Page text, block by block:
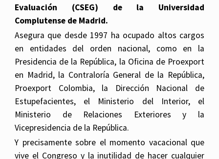
Evaluación (CSEG) de la Universidad
Complutense de Madrid.
Asegura que desde 1997 ha ocupado altos cargos
en entidades del orden nacional, como en la
Presidencia de la República, la Oficina de Proexport
en Madrid, la Contraloría General de la República,
Proexport Colombia, la Dirección Nacional de
Estupefacientes, el Ministerio del Interior, el
Ministerio de Relaciones Exteriores y la
Vicepresidencia de la República.
Y precisamente sobre el momento vacacional que
vive el Congreso y la inutilidad de hacer cualquier